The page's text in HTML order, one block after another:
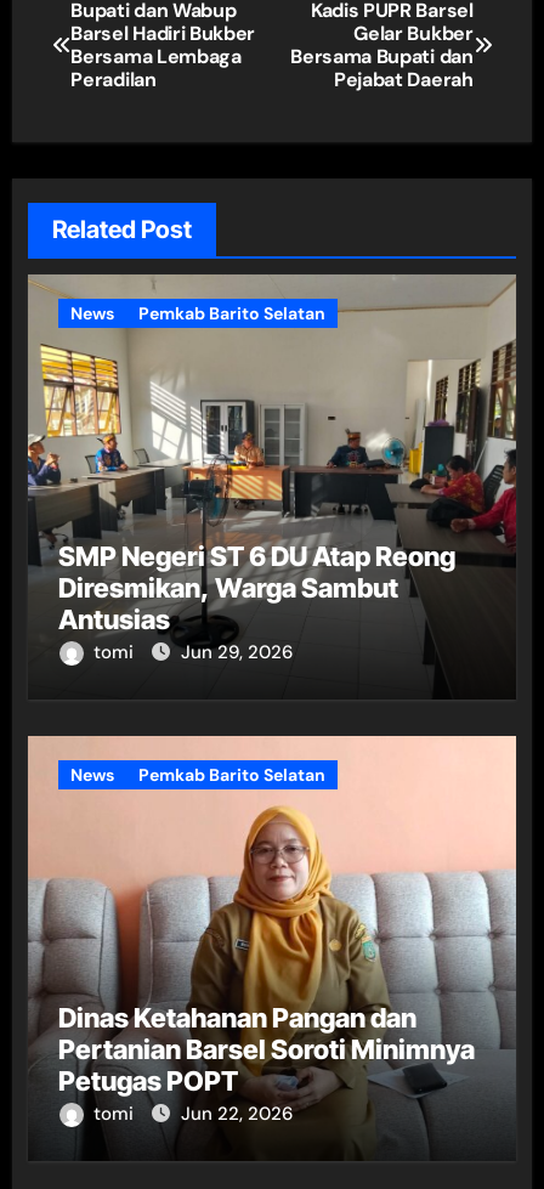
pos
Bupati dan Wabup
Barsel Hadiri Bukber
Bersama Lembaga
Peradilan
Kadis PUPR Barsel
Gelar Bukber
Bersama Bupati dan
Pejabat Daerah
Related Post
News Pemkab Barito Selatan
SMP Negeri ST 6 DU Atap Reong
Diresmikan, Warga Sambut
Antusias
tomi Jun 29, 2026
News Pemkab Barito Selatan
Dinas Ketahanan Pangan dan
Pertanian Barsel Soroti Minimnya
Petugas POPT
tomi Jun 22, 2026